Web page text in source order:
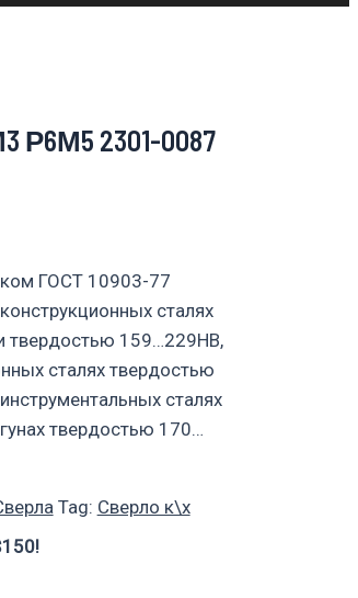
Р6М5 2301-0087
ГОСТ 10903-77
сталях
твердостью 159…229НВ,
сталях твердостью
сталях
твердостью 170…
Tag: Сверло к\х